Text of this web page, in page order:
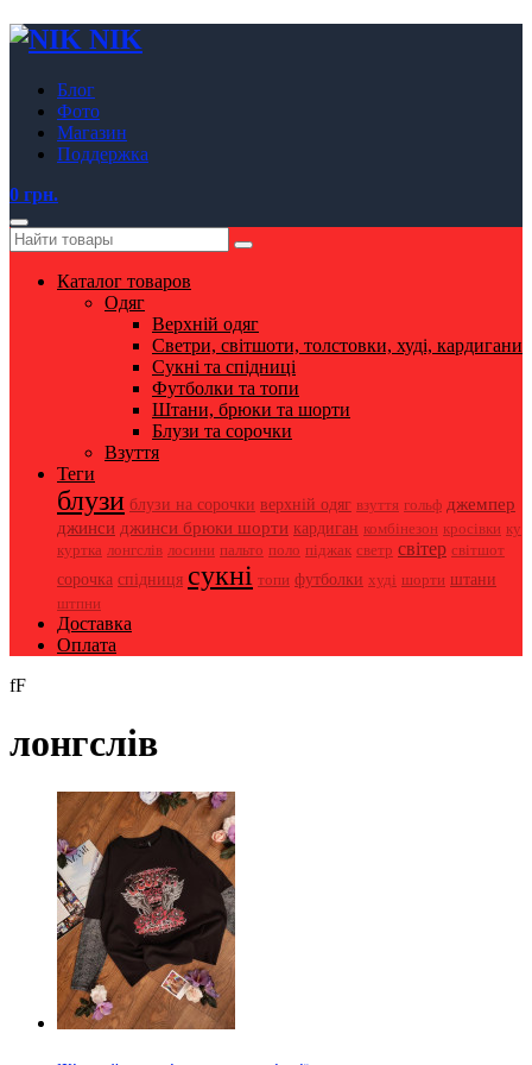
NIK
Блог
Фото
Магазин
Поддержка
0 грн.
Каталог товаров
Одяг
Верхній одяг
Светри, світшоти, толстовки, худі, кардигани
Сукні та спідниці
Футболки та топи
Штани, брюки та шорти
Блузи та сорочки
Взуття
Теги
блузи блузи на сорочки верхній одяг взуття гольф джемпер
джинси джинси брюки шорти кардиган комбінезон кросівки ку
куртка лонгслів лосини пальто поло піджак светр світер світшот
сорочка спідниця сукні топи футболки худі шорти штани
штпни
Доставка
Оплата
fF
лонгслів